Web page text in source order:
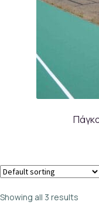
Showing all 3 results